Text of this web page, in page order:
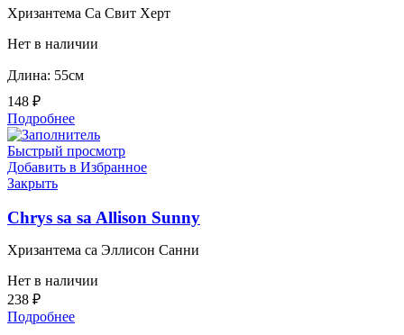
Хризантема Са Свит Херт
Нет в наличии
Длина: 55см
148 ₽
Подробнее
Быстрый просмотр
Добавить в Избранное
Закрыть
Chrys sa sa Allison Sunny
Хризантема са Эллисон Санни
Нет в наличии
238 ₽
Подробнее